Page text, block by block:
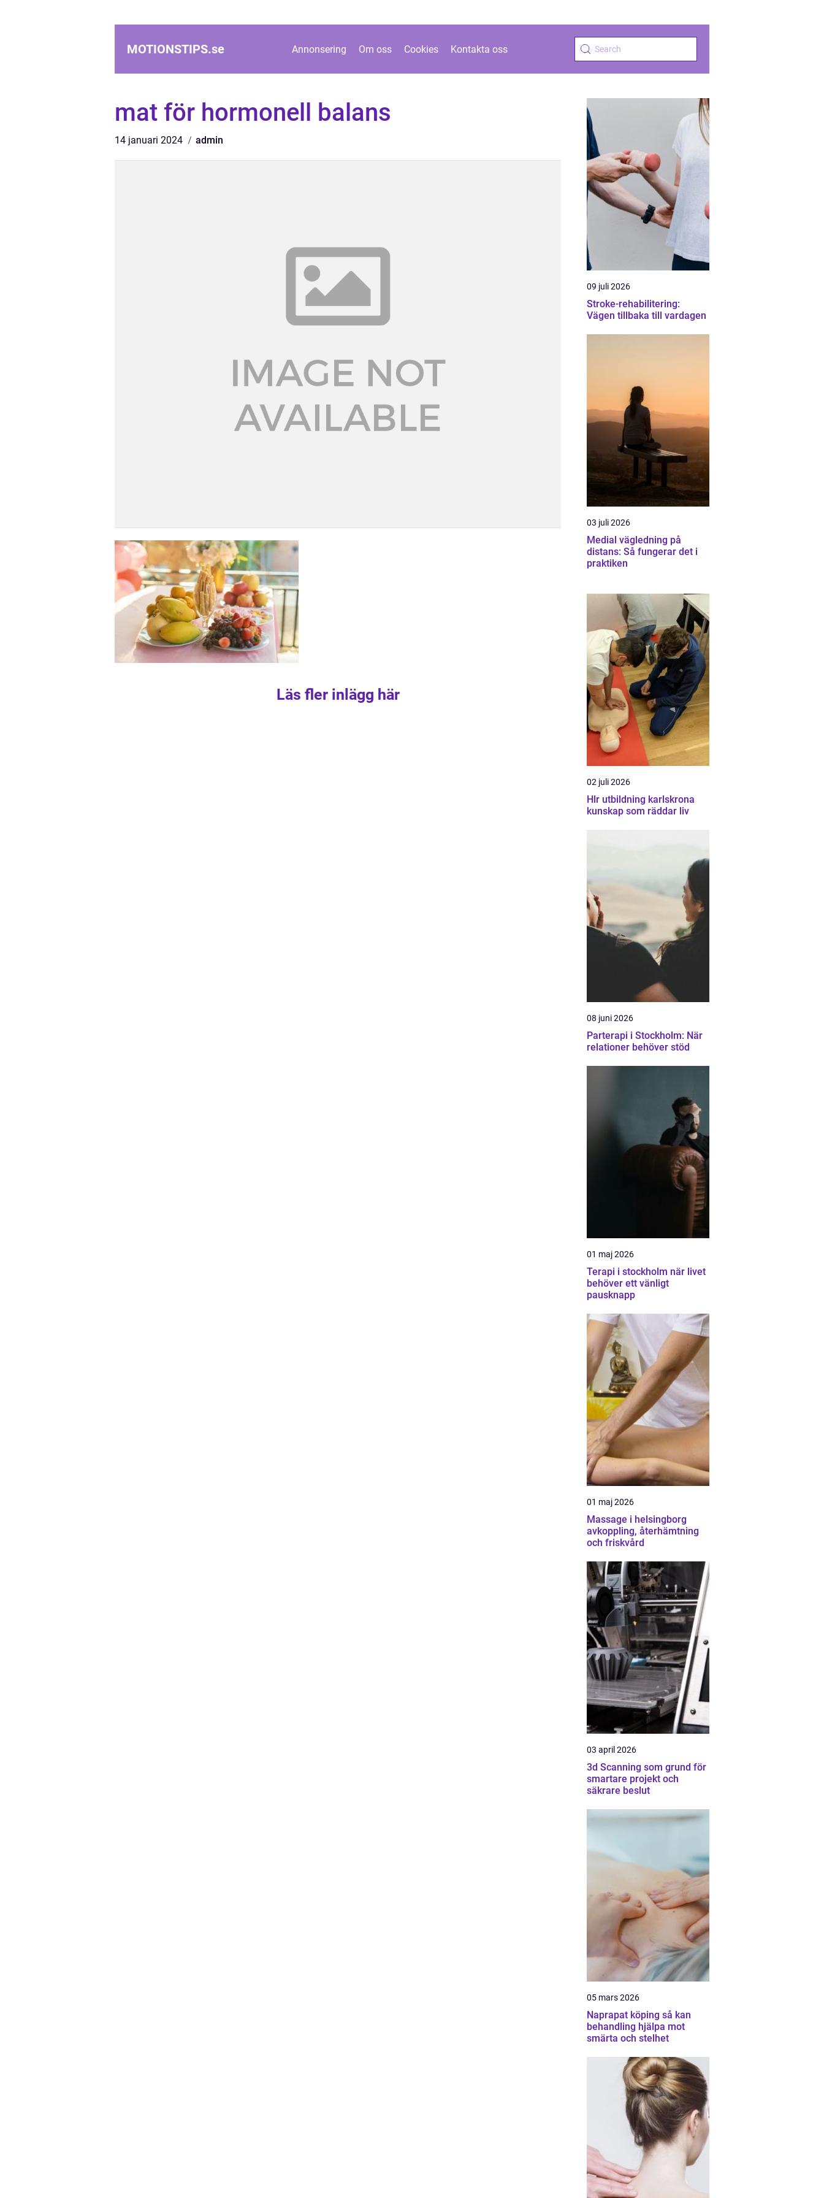
MOTIONSTIPS.se Annonsering Om oss Cookies Kontakta oss
mat för hormonell balans
14 januari 2024 admin
Läs fler inlägg här
09 juli 2026
Stroke-rehabilitering:
Vägen tillbaka till vardagen
03 juli 2026
Medial vägledning på
distans: Så fungerar det i
praktiken
02 juli 2026
Hlr utbildning karlskrona
kunskap som räddar liv
08 juni 2026
Parterapi i Stockholm: När
relationer behöver stöd
01 maj 2026
Terapi i stockholm när livet
behöver ett vänligt
pausknapp
01 maj 2026
Massage i helsingborg
avkoppling, återhämtning
och friskvård
03 april 2026
3d Scanning som grund för
smartare projekt och
säkrare beslut
05 mars 2026
Naprapat köping så kan
behandling hjälpa mot
smärta och stelhet